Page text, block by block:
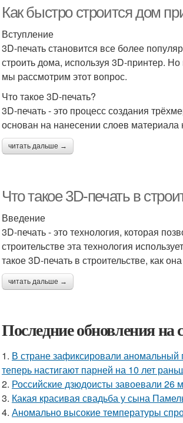
Как быстро строится дом
Вступление
3D-печать становится все более
строить дома, используя 3D-принтер.
мы рассмотрим этот вопрос.
Что такое 3D-печать?
3D-печать - это процесс создания
основан на нанесении слоев материала
читать дальше →
Что такое 3D-печать в
Введение
3D-печать - это технология, которая
строительстве эта технология
такое 3D-печать в строительстве, как
читать дальше →
Последние обновления на
1. В стране зафиксировали аномальный
теперь настигают парней на 10 лет
2. Российские дзюдоисты завоевали 26
3. Какая красивая свадьба у сына
4. Аномально высокие температуры